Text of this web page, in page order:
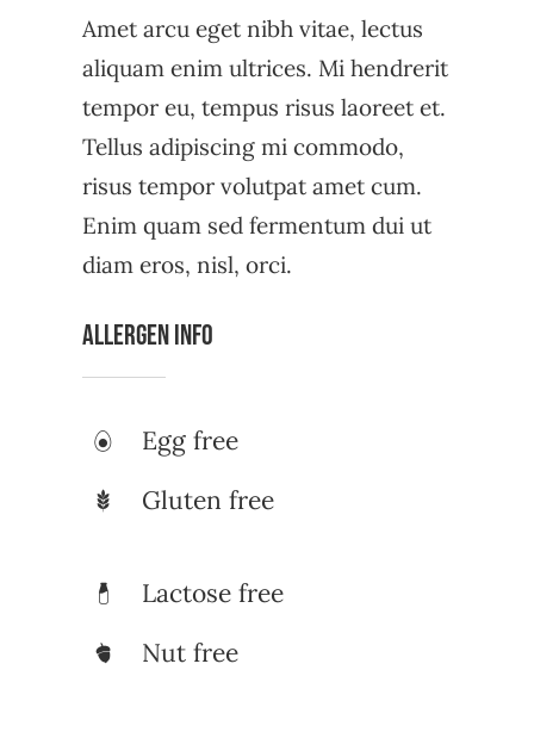
Amet arcu eget nibh vitae, lectus
aliquam enim ultrices. Mi hendrerit
tempor eu, tempus risus laoreet et.
Tellus adipiscing mi commodo,
risus tempor volutpat amet cum.
Enim quam sed fermentum dui ut
diam eros, nisl, orci.
Allergen Info
Egg free
Gluten free
Lactose free
Nut free